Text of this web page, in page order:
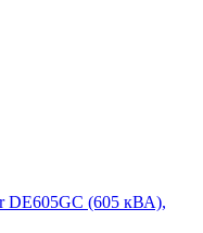
DE605GC (605 кВА),